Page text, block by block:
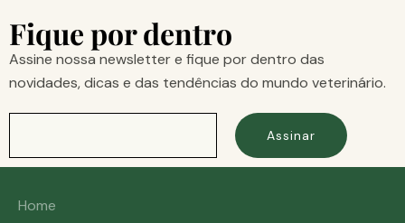
Fique por dentro
Assine nossa newsletter e fique por dentro das
novidades, dicas e das tendências do mundo veterinário.
Assinar
Home